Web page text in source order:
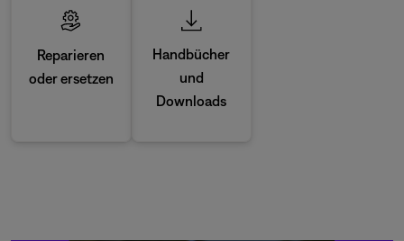
Reparieren
oder ersetzen
Handbücher
und
Downloads